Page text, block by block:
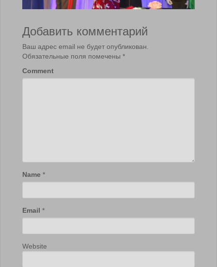
Добавить комментарий
Ваш адрес email не будет опубликован.
Обязательные поля помечены *
Comment
Name *
Email *
Website